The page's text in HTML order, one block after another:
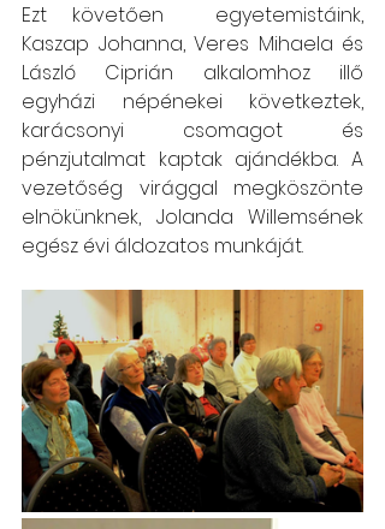
Ezt követően  egyetemistáink,
Kaszap Johanna, Veres Mihaela és
László Ciprián alkalomhoz illő
egyházi népénekei következtek,
karácsonyi csomagot és
pénzjutalmat kaptak ajándékba. A
vezetőség virággal megköszönte
elnökünknek, Jolanda Willemsének
egész évi áldozatos munkáját.